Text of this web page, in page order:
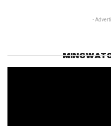
-